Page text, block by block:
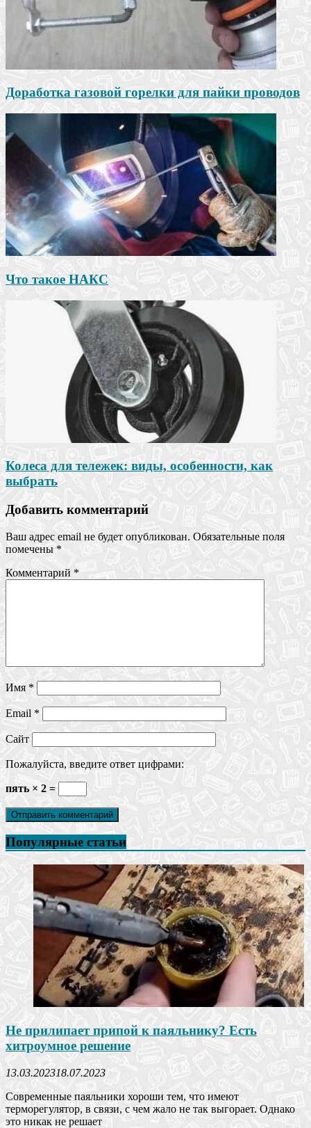
Доработка газовой горелки для пайки проводов
Что такое НАКС
Колеса для тележек: виды, особенности, как
выбрать
Добавить комментарий
Ваш адрес email не будет опубликован. Обязательные поля
помечены *
Комментарий *
Имя *
Email *
Сайт
Пожалуйста, введите ответ цифрами:
пять × 2 =
Популярные статьи
Не прилипает припой к паяльнику? Есть
хитроумное решение
13.03.202318.07.2023
Современные паяльники хороши тем, что имеют
терморегулятор, в связи, с чем жало не так выгорает. Однако
это никак не решает